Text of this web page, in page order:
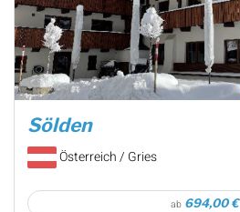
Sölden
Österreich / Gries
ab 694,00 €